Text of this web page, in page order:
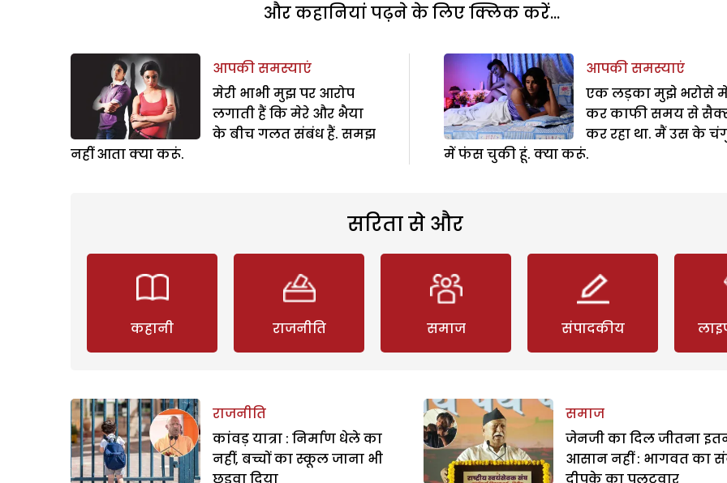
और कहानियां पढ़ने के लिए क्लिक करें...
आपकी समस्याएं
मेरी भाभी मुझ पर आरोप
लगाती हैं कि मेरे और भैया
के बीच गलत संबंध हैं. समझ
नहीं आता क्या करूं.
आपकी समस्याएं
एक लड़का मुझे भरोसे
कर काफी समय से
कर रहा था. मैं उस के
में फंस चुकी हूं. क्या करूं.
सरिता से और
कहानी राजनीति समाज संपादकीय
राजनीति
कांवड़ यात्रा : निर्माण धेले का
नहीं, बच्चों का स्कूल जाना भी
छुड़वा दिया
समाज
जेनजी का दिल जीतना
आसान नहीं : भागवत का
दीपके का पलटवार